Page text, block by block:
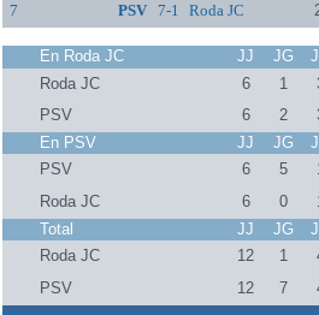
7
PSV 7-1 Roda JC
En Roda JC JJ JG
Roda JC
6 1
PSV
6 2
En PSV
JJ JG
PSV
6 5
Roda JC
6 0
Total
JJ JG
Roda JC
12 1
PSV
12 7